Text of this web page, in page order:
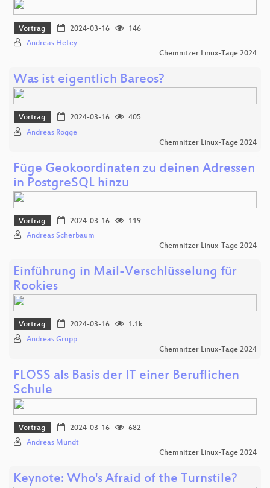
Vortrag 2024-03-16
146
Andreas Hetey
Chemnitzer Linux-Tage 2024
Was ist eigentlich Bareos?
Vortrag 2024-03-16
405
Andreas Rogge
Chemnitzer Linux-Tage 2024
Füge Geokoordinaten zu deinen Adressen
in PostgreSQL hinzu
Vortrag 2024-03-16
119
Andreas Scherbaum
Chemnitzer Linux-Tage 2024
Einführung in Mail-Verschlüsselung für
Rookies
Vortrag 2024-03-16
1.1k
Andreas Grupp
Chemnitzer Linux-Tage 2024
FLOSS als Basis der IT einer Beruflichen
Schule
Vortrag 2024-03-16
682
Andreas Mundt
Chemnitzer Linux-Tage 2024
Keynote: Who's Afraid of the Turnstile?